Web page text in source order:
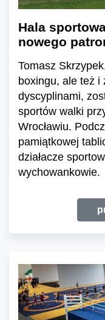
Hala
nowego
Tomasz
boxingu, ale też i
dyscyplinami,
sportów walki
Wrocławiu.
pamiątkowej
działacze
wychowankowie.